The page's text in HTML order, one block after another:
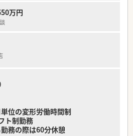
合監査システムを全店に導入していま
整っています。
、リクルーターなど、興味があれば調剤
ことができます。
うに配置されてます。
で患者さまの対応にしっかりと時間を
＞
し服薬指導とともにOTC商材の提案もし
万円
位の変形労働時間制
ト制勤務
務の際は60分休憩